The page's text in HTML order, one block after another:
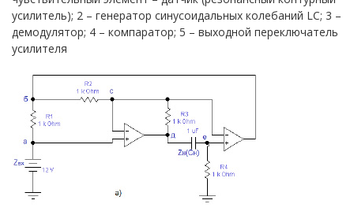
усилитель); 2 – генератор синусоидальных колебаний LC; 3 –
демодулятор; 4 – компаратор; 5 – выходной переключатель
усилителя